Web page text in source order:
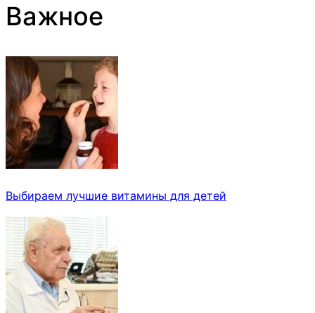
Важное
Выбираем лучшие витамины для детей